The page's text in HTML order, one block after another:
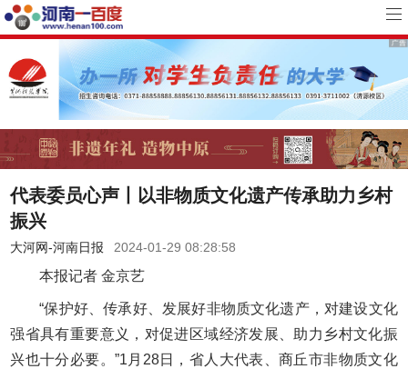
代表委员心声丨以非物质文化遗产传承助力乡村
振兴
大河网-河南日报 2024-01-29 08:28:58
本报记者 金京艺
“保护好、传承好、发展好非物质文化遗产，对建设文化
强省具有重要意义，对促进区域经济发展、助力乡村文化振
兴也十分必要。”1月28日，省人大代表、商丘市非物质文化